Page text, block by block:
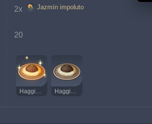
2x Jazmín impoluto
20
Haggis delicioso Haggis extraño